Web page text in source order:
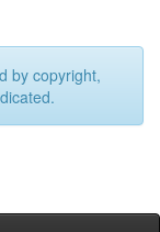
by copyright,